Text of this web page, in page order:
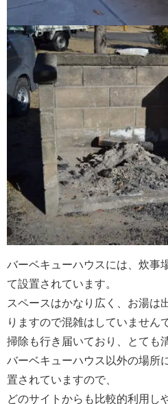
バーベキューハウスには、炊事
て設置されています。
スペースはかなり広く、お湯は
りますので混雑はしていません
掃除も行き届いており、とても
バーベキューハウス以外の場所
置されていますので、
どのサイトからも比較的利用し